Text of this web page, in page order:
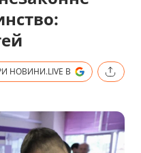
НОВИНИ.LIVE В